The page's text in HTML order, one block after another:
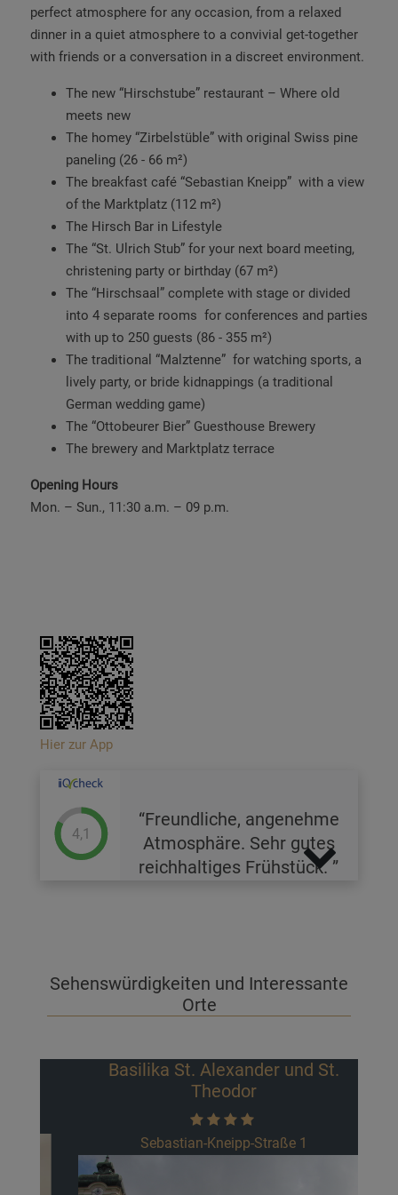
perfect atmosphere for any occasion, from a relaxed
dinner in a quiet atmosphere to a convivial get-together
with friends or a conversation in a discreet environment.
The new “Hirschstube” restaurant – Where old
meets new
The homey “Zirbelstüble” with original Swiss pine
paneling (26 - 66 m²)
The breakfast café “Sebastian Kneipp” with a view
of the Marktplatz (112 m²)
The Hirsch Bar in Lifestyle
The “St. Ulrich Stub” for your next board meeting,
christening party or birthday (67 m²)
The “Hirschsaal” complete with stage or divided
into 4 separate rooms for conferences and parties
with up to 250 guests (86 - 355 m²)
The traditional “Malztenne” for watching sports, a
lively party, or bride kidnappings (a traditional
German wedding game)
The “Ottobeurer Bier” Guesthouse Brewery
The brewery and Marktplatz terrace
Opening Hours
Mon. – Sun., 11:30 a.m. – 09 p.m.
Hier zur App
4,1
Freundliche, angenehme
Atmosphäre. Sehr gutes
reichhaltiges Frühstück.
Sehenswürdigkeiten und Interessante
Orte
Basilika St. Alexander und St.
Theodor
Sebastian-Kneipp-Straße 1